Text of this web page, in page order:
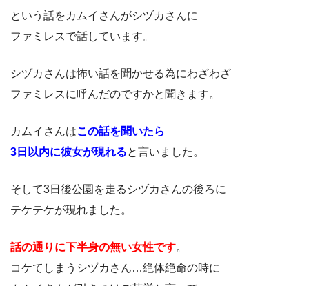
という話をカムイさんがシヅカさんに
ファミレスで話しています。
シヅカさんは怖い話を聞かせる為にわざわざ
ファミレスに呼んだのですかと聞きます。
カムイさんはこの話を聞いたら
3日以内に彼女が現れると言いました。
そして3日後公園を走るシヅカさんの後ろに
テケテケが現れました。
話の通りに下半身の無い女性です。
コケてしまうシヅカさん…絶体絶命の時に